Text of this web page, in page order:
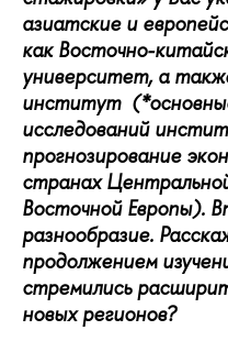
азиатские и
как Восточно-
университет, а
институт
исследований
прогнозирование
странах
Восточной Европы).
разнообразие.
продолжением
стремились
новых регионов?